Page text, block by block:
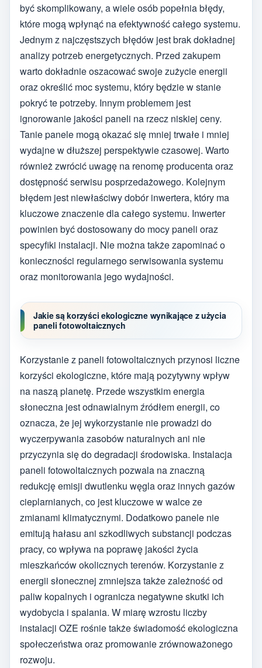
być skomplikowany, a wiele osób popełnia błędy,
które mogą wpłynąć na efektywność całego systemu.
Jednym z najczęstszych błędów jest brak dokładnej
analizy potrzeb energetycznych. Przed zakupem
warto dokładnie oszacować swoje zużycie energii
oraz określić moc systemu, który będzie w stanie
pokryć te potrzeby. Innym problemem jest
ignorowanie jakości paneli na rzecz niskiej ceny.
Tanie panele mogą okazać się mniej trwałe i mniej
wydajne w dłuższej perspektywie czasowej. Warto
również zwrócić uwagę na renomę producenta oraz
dostępność serwisu posprzedażowego. Kolejnym
błędem jest niewłaściwy dobór inwertera, który ma
kluczowe znaczenie dla całego systemu. Inwerter
powinien być dostosowany do mocy paneli oraz
specyfiki instalacji. Nie można także zapominać o
konieczności regularnego serwisowania systemu
oraz monitorowania jego wydajności.
Jakie są korzyści ekologiczne wynikające z użycia
paneli fotowoltaicznych
Korzystanie z paneli fotowoltaicznych przynosi liczne
korzyści ekologiczne, które mają pozytywny wpływ
na naszą planetę. Przede wszystkim energia
słoneczna jest odnawialnym źródłem energii, co
oznacza, że jej wykorzystanie nie prowadzi do
wyczerpywania zasobów naturalnych ani nie
przyczynia się do degradacji środowiska. Instalacja
paneli fotowoltaicznych pozwala na znaczną
redukcję emisji dwutlenku węgla oraz innych gazów
cieplarnianych, co jest kluczowe w walce ze
zmianami klimatycznymi. Dodatkowo panele nie
emitują hałasu ani szkodliwych substancji podczas
pracy, co wpływa na poprawę jakości życia
mieszkańców okolicznych terenów. Korzystanie z
energii słonecznej zmniejsza także zależność od
paliw kopalnych i ogranicza negatywne skutki ich
wydobycia i spalania. W miarę wzrostu liczby
instalacji OZE rośnie także świadomość ekologiczna
społeczeństwa oraz promowanie zrównoważonego
rozwoju.